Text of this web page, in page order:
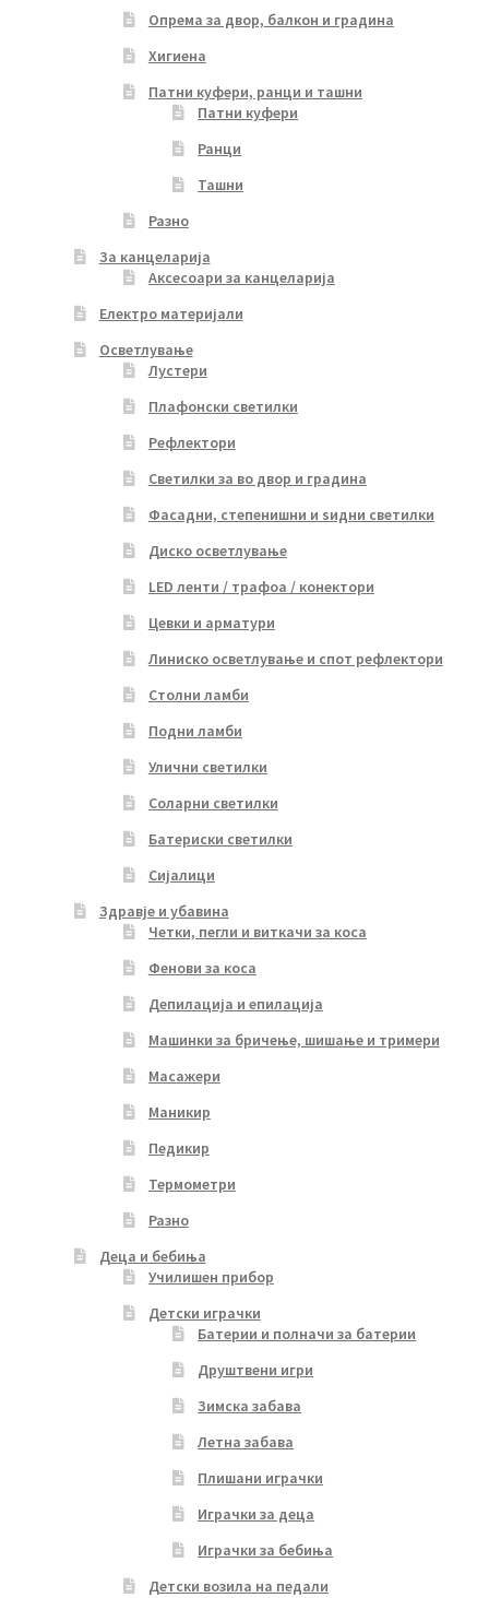
Опрема за двор, балкон и градина
Хигиена
Патни куфери, ранци и ташни
Патни куфери
Ранци
Ташни
Разно
За канцеларија
Аксесоари за канцеларија
Електро материјали
Осветлување
Лустери
Плафонски светилки
Рефлектори
Светилки за во двор и градина
Фасадни, степенишни и ѕидни светилки
Диско осветлување
LED ленти / трафоа / конектори
Цевки и арматури
Линиско осветлување и спот рефлектори
Столни ламби
Подни ламби
Улични светилки
Соларни светилки
Батериски светилки
Сијалици
Здравје и убавина
Четки, пегли и виткачи за коса
Фенови за коса
Депилација и епилација
Машинки за бричење, шишање и тримери
Масажери
Маникир
Педикир
Термометри
Разно
Деца и бебиња
Училишен прибор
Детски играчки
Батерии и полначи за батерии
Друштвени игри
Зимска забава
Летна забава
Плишани играчки
Играчки за деца
Играчки за бебиња
Детски возила на педали